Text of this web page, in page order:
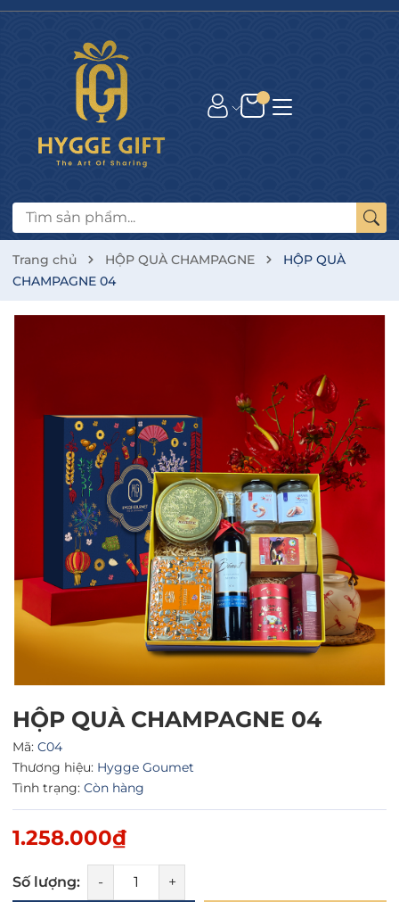
Trang chủ HỘP QUÀ CHAMPAGNE
HỘP QUÀ
CHAMPAGNE 04
HỘP QUÀ CHAMPAGNE 04
Mã: C04
Thương hiệu: Hygge Goumet
Tình trạng: Còn hàng
1.258.000₫
Số lượng: - +
Mã giảm giá:
Ngày hết hạn:
Điều kiện: